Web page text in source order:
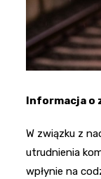
Informacja o
W związku z
utrudnienia
wpłynie na